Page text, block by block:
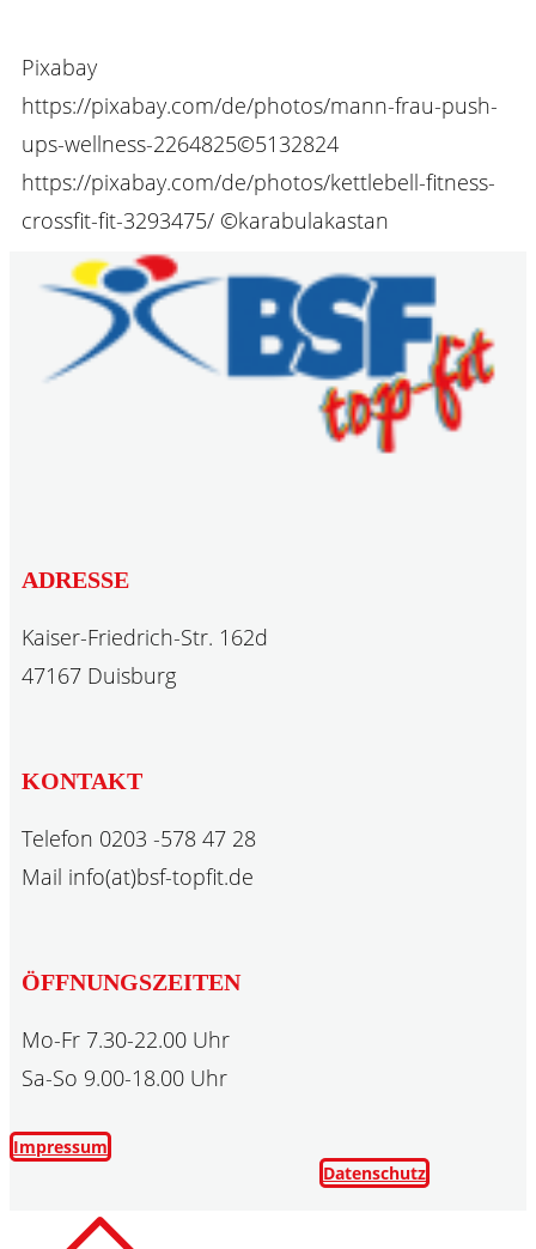
Pixabay
https://pixabay.com/de/photos/mann-frau-push-
ups-wellness-2264825©5132824
https://pixabay.com/de/photos/kettlebell-fitness-
crossfit-fit-3293475/ ©karabulakastan
ADRESSE
Kaiser-Friedrich-Str. 162d
47167 Duisburg
KONTAKT
Telefon 0203 -578 47 28
Mail info(at)bsf-topfit.de
ÖFFNUNGSZEITEN
Mo-Fr 7.30-22.00 Uhr
Sa-So 9.00-18.00 Uhr
Impressum
Datenschutz